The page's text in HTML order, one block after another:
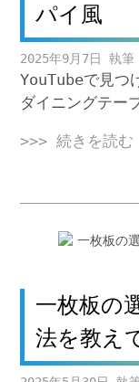
パイ風
2025年9月7日
YouTubeで見
ダイニングテー
>>> 続きを読む
一枚板の
法を教え